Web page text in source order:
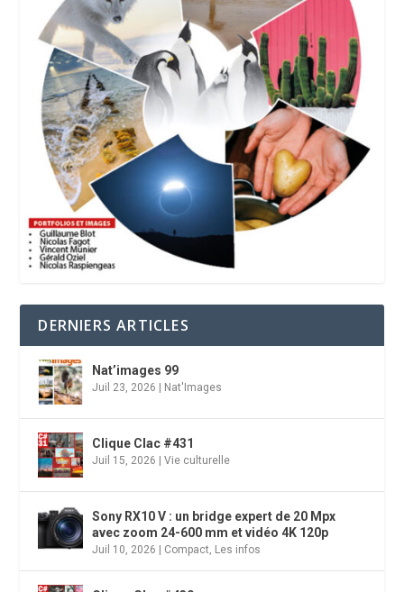
DERNIERS ARTICLES
Nat’images 99
Juil 23, 2026 Nat'Images
Clique Clac #431
Juil 15, 2026 |Vie culturelle
Sony RX10 V : un bridge expert de 20 Mpx
avec zoom 24-600 mm et vidéo 4K 120p
Juil 10, 2026 Compact, Les infos